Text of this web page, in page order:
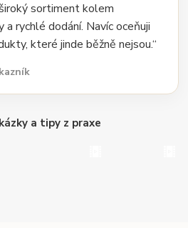
sortiment kolem
a rychlé dodání. Navíc oceňuji
které jinde běžně nejsou.“
a tipy z praxe